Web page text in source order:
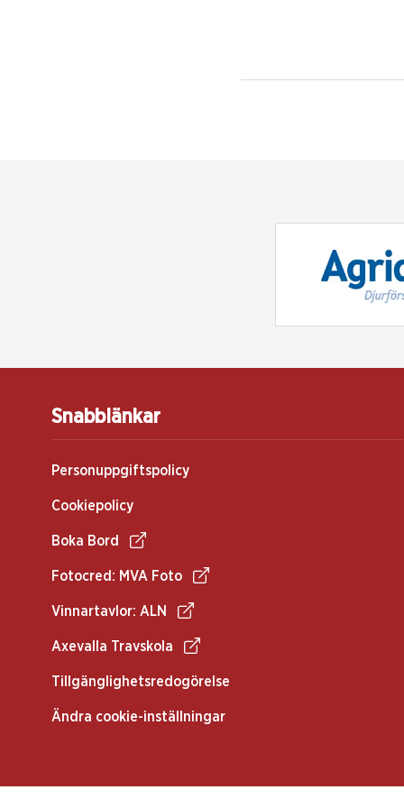
Snabblänkar
Personuppgiftspolicy
Cookiepolicy
Boka Bord
Fotocred: MVA Foto
Vinnartavlor: ALN
Axevalla Travskola
Tillgänglighetsredogörelse
Ändra cookie-inställningar